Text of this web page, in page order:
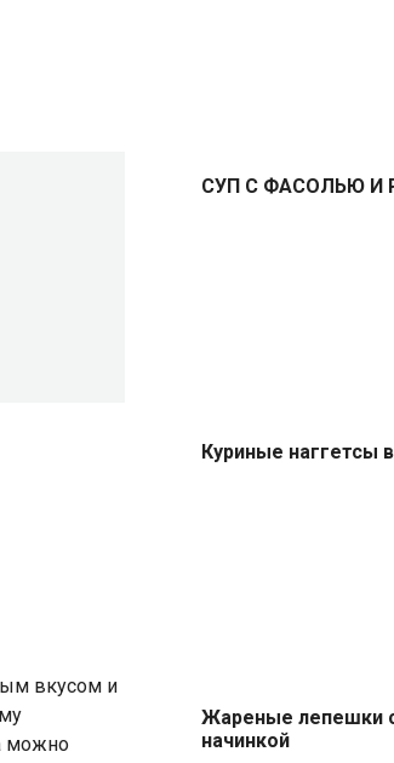
вкусом и
можно
СУП С ФАСОЛЬЮ И
Куриные наггетсы
Вторые блюда
Жареные лепешки
начинкой